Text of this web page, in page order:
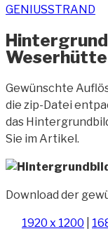
GENIUSSTRAND
Gewünschte
die zip-Datei
das
Sie im Artikel.
Download der
1920 x 1200